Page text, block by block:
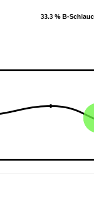
33.3 % B-
33.3 % B-